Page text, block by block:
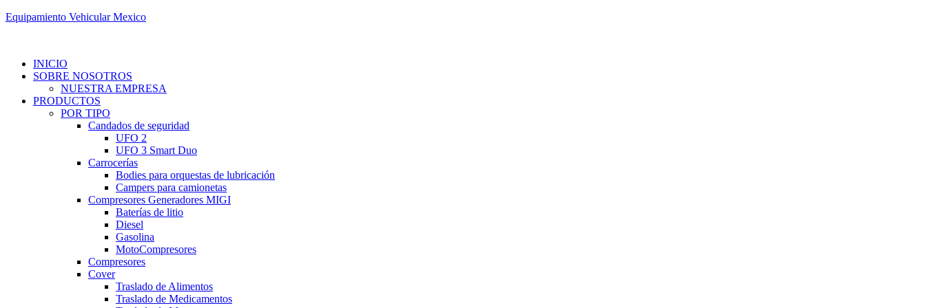
Equipamiento Vehicular Mexico
INICIO
SOBRE NOSOTROS
NUESTRA EMPRESA
PRODUCTOS
POR TIPO
Candados de seguridad
UFO 2
UFO 3 Smart Duo
Carrocerías
Bodies para orquestas de lubricación
Campers para camionetas
Compresores Generadores MIGI
Baterías de litio
Diesel
Gasolina
MotoCompresores
Compresores
Cover
Traslado de Alimentos
Traslado de Medicamentos